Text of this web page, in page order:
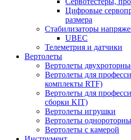
Цифровые
размера
Стабилизаторы
UBEC
Телеметрия и датчики
Вертолеты
Вертолеты
Вертолеты для
комплекты RTF)
Вертолеты для
сборки KIT)
Вертолеты игрушки
Вертолеты
Вертолеты с камерой